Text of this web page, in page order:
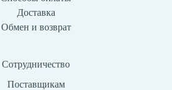
Доставка
Обмен и возврат
Сотрудничество
Поставщикам